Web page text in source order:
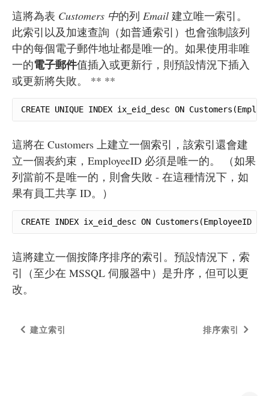
這將為表 Customers 中的列 Email 建立唯一索引。
此索引以及加速查詢（如普通索引）也會強制該列
中的每個電子郵件地址都是唯一的。如果使用非唯
一的電子郵件值插入或更新行，則預設情況下插入
或更新將失敗。 ** **
CREATE UNIQUE INDEX ix_eid_desc ON
這將在 Customers 上建立一個索引，該索引還會建
立一個表約束，EmployeeID 必須是唯一的。 （如果
列當前不是唯一的，則會失敗 - 在這種情況下，如
果有員工共享 ID。）
CREATE INDEX ix_eid_desc ON Customers(EmployeeID
這將建立一個按降序排序的索引。預設情況下，索
引（至少在 MSSQL 伺服器中）是升序，但可以更
改。
排序索引
建立索引